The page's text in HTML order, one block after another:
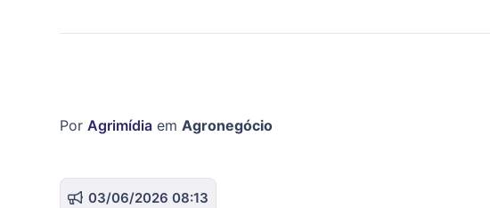
Por Agrimídia em Agronegócio
03/06/2026 08:13